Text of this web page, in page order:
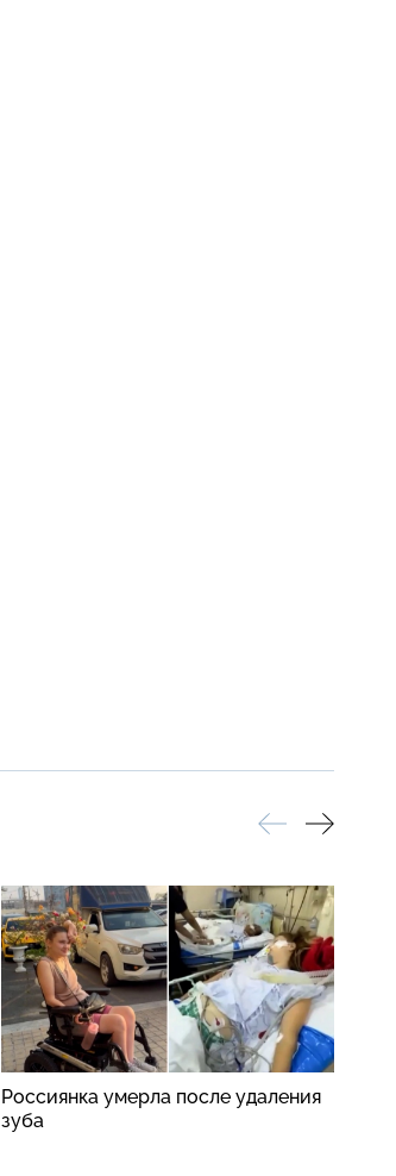
Россиянка умерла после удаления
зуба